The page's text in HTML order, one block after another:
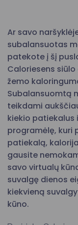
Ar savo
subalansuotas
patekote į šį
Caloriesens
žemo
Subalansuomtą
teikdami
kiekio
programėlę, kuri
patiekalą,
gausite
savo virtualų
suvalgę dienos
kiekvieną
kūno.